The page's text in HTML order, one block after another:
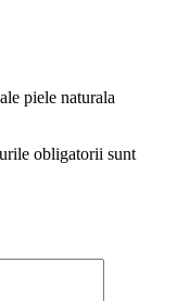
piele naturala
obligatorii sunt